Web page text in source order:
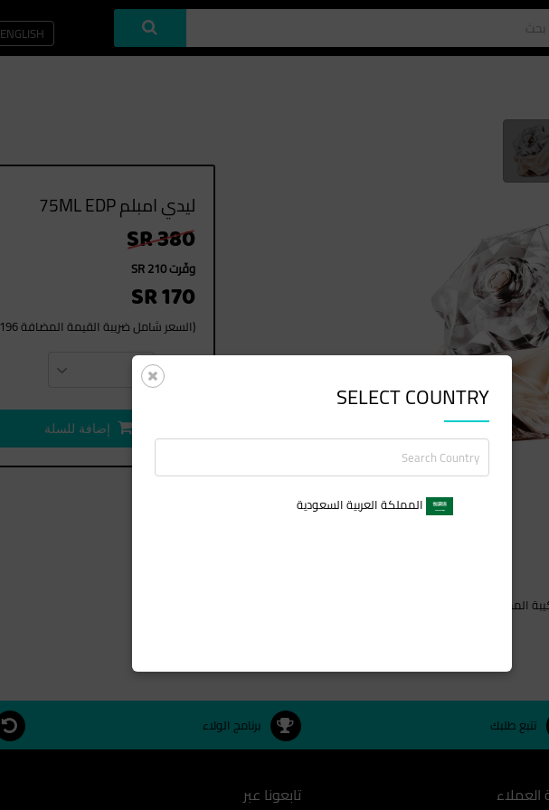
ENGLISH
ليدي امبلم 75ML EDP
SR 380
وفّرت SR 210
SR 170
(السعر شامل ضريبة القيمة المضافة 196)
العدد 1
إضافة للسلة
الممزوجة برحيق زهري ربيعية .
تتبع طلبك برنامج الولاء
العملاء تابعونا عبر
SELECT COUNTRY
المملكة العربية السعودية